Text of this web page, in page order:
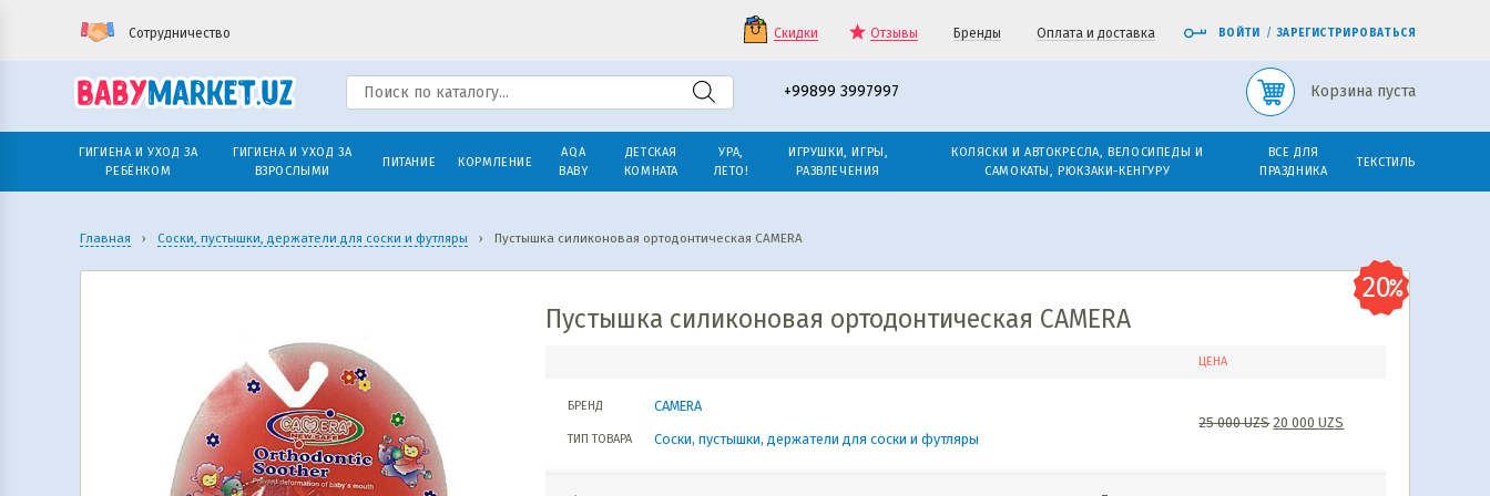
Сотрудничество Скидки Отзывы Бренды Оплата и доставка ВОЙТИ / ЗАРЕГИСТРИРОВАТЬСЯ
+99899 3997997 Корзина пуста
ГИГИЕНА И УХОД ЗА
РЕБЁНКОМ
ГИГИЕНА И УХОД ЗА
ВЗРОСЛЫМИ
ПИТАНИЕ КОРМЛЕНИЕ
AQA
BABY
ДЕТСКАЯ
КОМНАТА
УРА,
ЛЕТО!
ИГРУШКИ, ИГРЫ,
РАЗВЛЕЧЕНИЯ
КОЛЯСКИ И АВТОКРЕСЛА, ВЕЛОСИПЕДЫ И
САМОКАТЫ, РЮКЗАКИ-КЕНГУРУ
ВСЕ ДЛЯ
ПРАЗДНИКА
ТЕКСТИЛЬ
Главная › Соски, пустышки, держатели для соски и футляры › Пустышка силиконовая ортодонтическая CAMERA
Пустышка силиконовая ортодонтическая CAMERA
ЦЕНА
БРЕНД CAMERA
ТИП ТОВАРА Соски, пустышки, держатели для соски и футляры
25 000UZS 20 000UZS